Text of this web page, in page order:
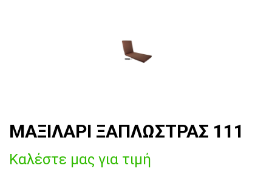
ΜΑΞΙΛΑΡΙ ΞΑΠΛΩΣΤΡΑΣ 111
Καλέστε μας για τιμή